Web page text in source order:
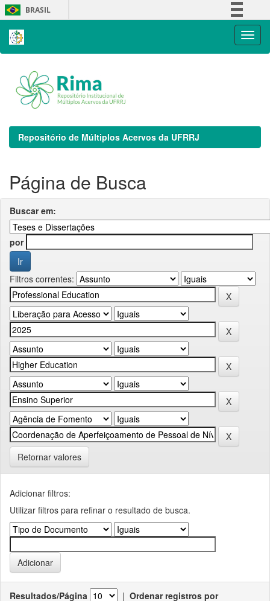
Skip
navigation
BRASIL
Repositório de Múltiplos Acervos da UFRRJ
Página de Busca
Buscar em:
por
Filtros correntes:
Retornar valores
Adicionar filtros:
Utilizar filtros para refinar o resultado de busca.
Resultados/Página | Ordenar registros por